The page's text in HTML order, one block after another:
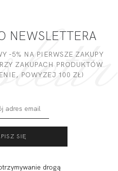
248,00
NEWSLETTERA
-5% NA PIERWSZE ZAKUPY
ZAKUPACH PRODUKTÓW
POWYZEJ 100 ZŁ)
drogą